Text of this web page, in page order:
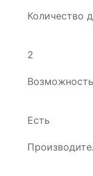
Количество
2
Есть